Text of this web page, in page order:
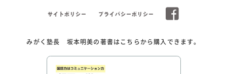
サイトポリシー プライバシーポリシー
みがく塾長 坂本明美の著書はこちらから購入できます。